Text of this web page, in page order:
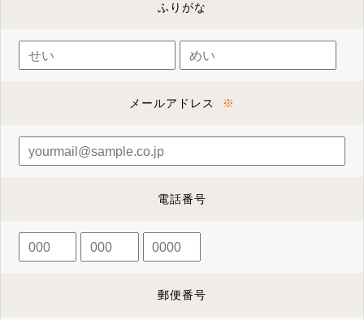
ふりがな
メールアドレス
電話番号
郵便番号